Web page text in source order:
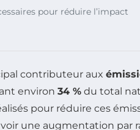
pour réduire l’impact
contributeur aux
environ 34 % du total
pour réduire ces
une augmentation par